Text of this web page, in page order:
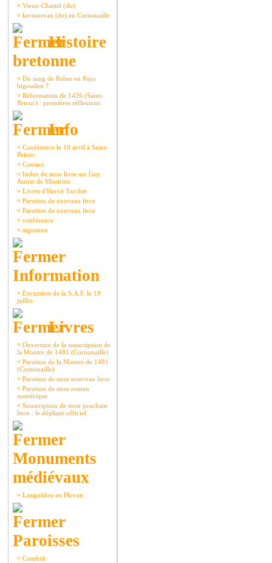
¤ Vieux-Chastel (du)
¤ kermorvan (de) en Cornouaille
Histoire
bretonne
¤ Du sang de Poher en Pays
bigouden ?
¤ Réformation de 1426 (Saint-
Brieuc) : premières réflexions
Info
¤ Conférence le 10 avril à Saint-
Brieuc
¤ Contact
¤ Index de mon livre sur Guy
Autret de Missirien
¤ Livres d'Hervé Torchet
¤ Parution de nouveau livre
¤ Parution de nouveau livre
¤ conférence
¤ signature
Information
¤ Excursion de la S.A.F. le 19
juillet
Livres
¤ Ouverture de la souscription de
la Montre de 1481 (Cornouaille)
¤ Parution de la Montre de 1481
(Cornouaille)
¤ Parution de mon nouveau livre
¤ Parution de mon roman
numérique
¤ Souscription de mon prochain
livre : le dépliant officiel
Monuments
médiévaux
¤ Languidou en Plovan
Paroisses
¤ Combrit